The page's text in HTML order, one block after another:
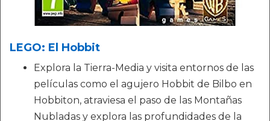
LEGO: El Hobbit
Explora la Tierra-Media y visita entornos de las
películas como el agujero Hobbit de Bilbo en
Hobbiton, atraviesa el paso de las Montañas
Nubladas y explora las profundidades de la